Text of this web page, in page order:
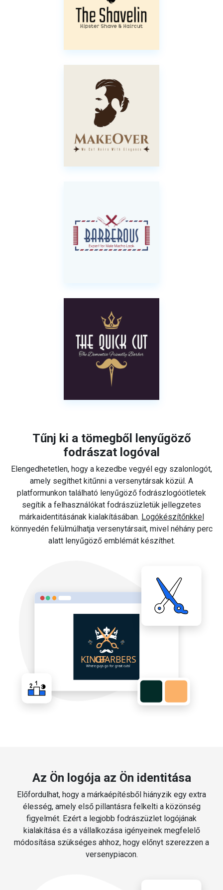
Tűnj ki a tömegből lenyűgöző
fodrászat logóval
Elengedhetetlen, hogy a kezedbe vegyél egy szalonlogót,
amely segíthet kitűnni a versenytársak közül. A
platformunkon található lenyűgöző fodrászlogóötletek
segítik a felhasználókat fodrászüzletük jellegzetes
márkaidentitásának kialakításában. Logókészítőnkkel
könnyedén felülmúlhatja versenytársait, mivel néhány perc
alatt lenyűgöző emblémát készíthet.
Az Ön logója az Ön identitása
Előfordulhat, hogy a márkaépítésből hiányzik egy extra
élesség, amely első pillantásra felkelti a közönség
figyelmét. Ezért a legjobb fodrászüzlet logójának
kialakítása és a vállalkozása igényeinek megfelelő
módosítása szükséges ahhoz, hogy előnyt szerezzen a
versenypiacon.